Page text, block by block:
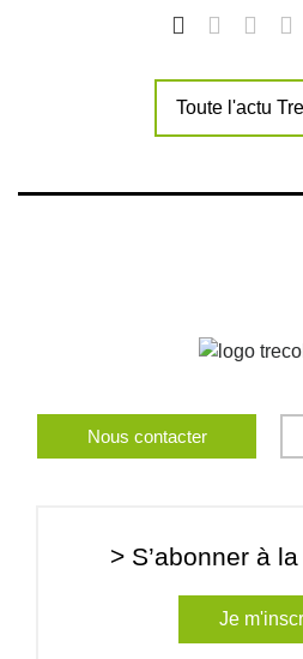
Toute l'actu
Nous contacter
> S’abonner à
Je